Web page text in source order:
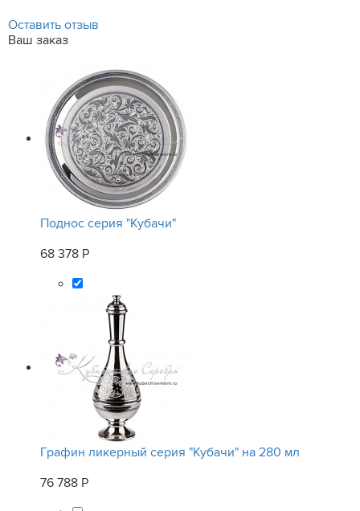
Оставить отзыв
Ваш заказ
Поднос серия "Кубачи"
68 378 Р
Графин ликерный серия "Кубачи" на 280 мл
76 788 Р